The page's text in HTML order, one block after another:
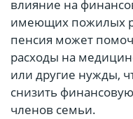
влияние на
имеющих пожилых
пенсия может
расходы на
или другие нужды,
снизить
членов семьи.